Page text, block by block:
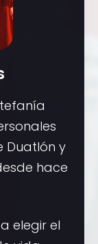
Duatlón y
hace
elegir el